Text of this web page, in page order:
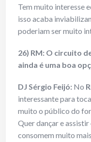
Tem muito interesse
isso acaba
poderiam ser muito
26) RM: O circuito
ainda é uma boa
DJ Sérgio Feijó: No
interessante para
muito o público do
Quer dançar e
consomem muito